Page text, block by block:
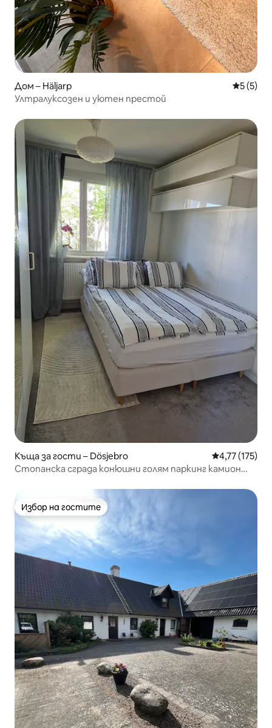
Дом – Häljarp Средна
5 (5)
Ултралуксозен и уютен престой
Къща за гости – Dösjebro Средна
4,77 (175)
Стопанска сграда конюшни голям паркинг камион
Избор на гостите
Избор на гостите